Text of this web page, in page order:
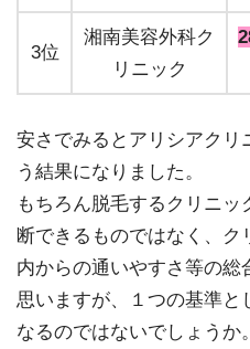
3位
湘南美容外科ク
リニック
安さでみるとアリシアクリ
う結果になりました。
もちろん脱毛するクリニッ
断できるものではなく、ク
内からの通いやすさ等の総
思いますが、１つの基準と
なるのではないでしょうか。